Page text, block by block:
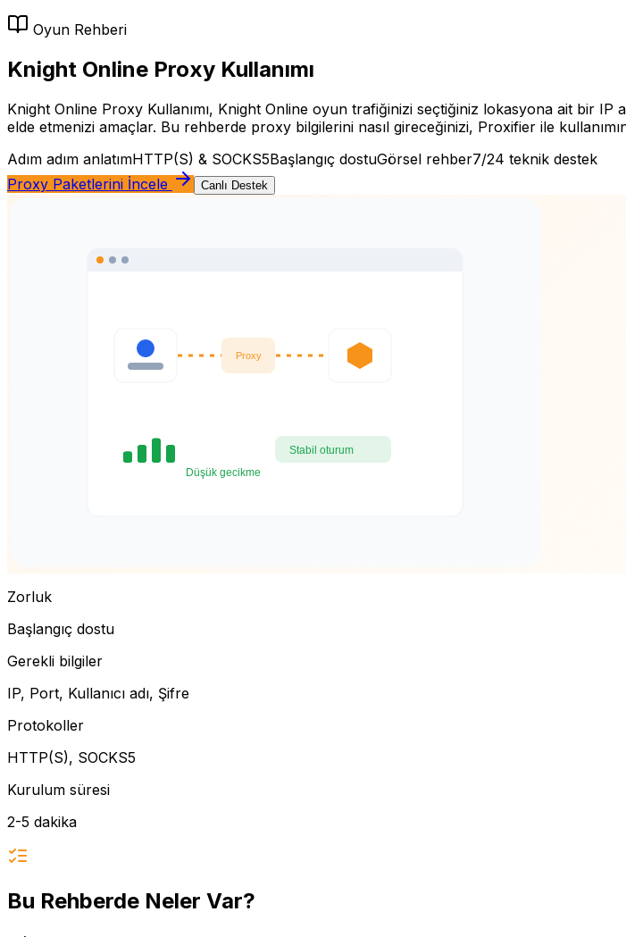
Oyun Rehberi
Knight Online Proxy Kullanımı
Knight Online Proxy Kullanımı, Knight Online oyun trafiğinizi seçtiğiniz lokasyona ait bir
elde etmenizi amaçlar. Bu rehberde proxy bilgilerini nasıl gireceğinizi, Proxifier ile
Adım adım anlatımHTTP(S) & SOCKS5Başlangıç dostuGörsel rehber7/24 teknik destek
Proxy Paketlerini İncele
Canlı Destek
Zorluk
Başlangıç dostu
Gerekli bilgiler
IP, Port, Kullanıcı adı, Şifre
Protokoller
HTTP(S), SOCKS5
Kurulum süresi
2-5 dakika
Bu Rehberde Neler Var?